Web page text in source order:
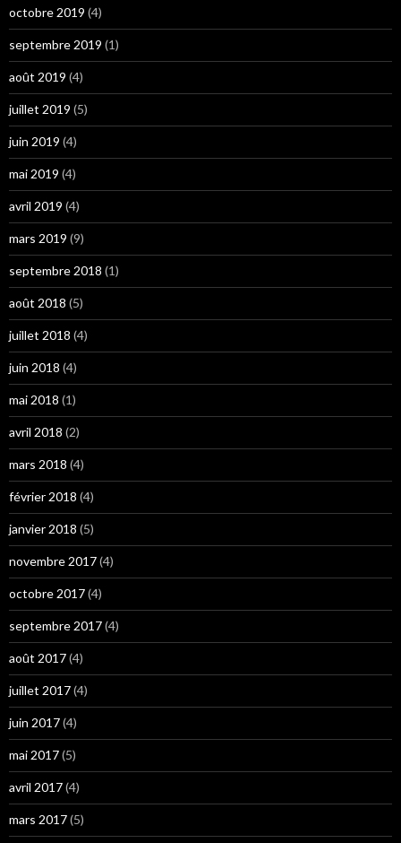
octobre 2019 (4)
septembre 2019 (1)
août 2019 (4)
juillet 2019 (5)
juin 2019 (4)
mai 2019 (4)
avril 2019 (4)
mars 2019 (9)
septembre 2018 (1)
août 2018 (5)
juillet 2018 (4)
juin 2018 (4)
mai 2018 (1)
avril 2018 (2)
mars 2018 (4)
février 2018 (4)
janvier 2018 (5)
novembre 2017(4)
octobre 2017(4)
septembre 2017(4)
août 2017(4)
juillet 2017(4)
juin 2017(4)
mai 2017(5)
avril 2017(4)
mars 2017(5)